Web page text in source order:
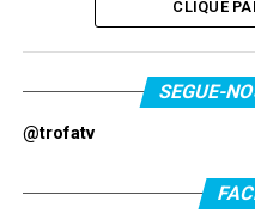
CLIQUE
SEGUE-
@trofatv